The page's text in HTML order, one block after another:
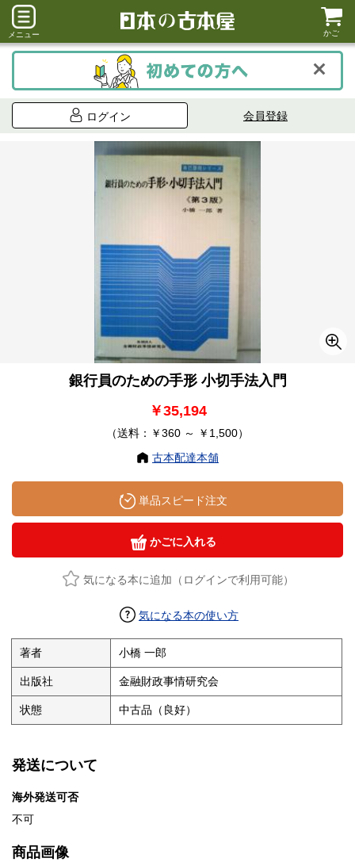
メニュー かご
ログイン 会員登録
銀行員のための手形 小切手法入門
￥35,194
（送料：￥360 ～ ￥1,500）
古本配達本舗
単品スピード注文
かごに入れる
気になる本に追加（ログインで利用可能）
気になる本の使い方
著者 小橋 一郎
出版社 金融財政事情研究会
状態 中古品（良好）
発送について
海外発送可否
不可
商品画像